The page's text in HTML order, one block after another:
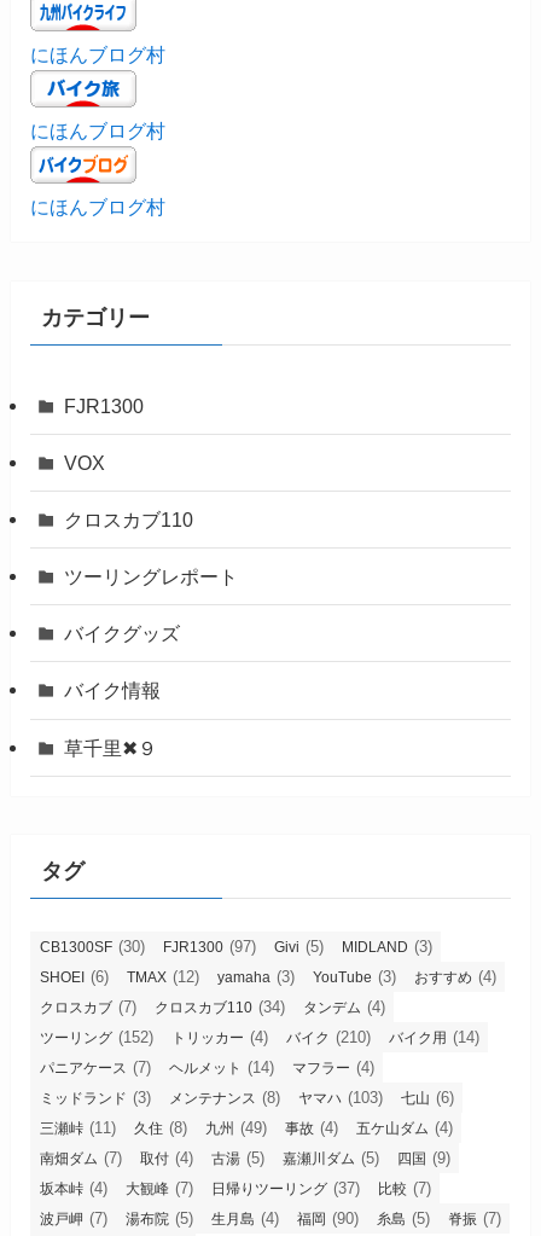
にほんブログ村
にほんブログ村
にほんブログ村
カテゴリー
FJR1300
VOX
クロスカブ110
ツーリングレポート
バイクグッズ
バイク情報
草千里✖９
タグ
CB1300SF (30) FJR1300 (97) Givi (5) MIDLAND (3)
SHOEI (6) TMAX (12) yamaha (3) YouTube (3) おすすめ (4)
クロスカブ (7) クロスカブ110 (34) タンデム (4)
ツーリング (152) トリッカー (4) バイク (210) バイク用 (14)
パニアケース (7) ヘルメット (14) マフラー (4)
ミッドランド (3) メンテナンス (8) ヤマハ (103) 七山 (6)
三瀬峠 (11) 久住 (8) 九州 (49) 事故 (4) 五ケ山ダム (4)
南畑ダム (7) 取付 (4) 古湯 (5) 嘉瀬川ダム (5) 四国 (9)
坂本峠 (4) 大観峰 (7) 日帰りツーリング (37) 比較 (7)
波戸岬 (7) 湯布院 (5) 生月島 (4) 福岡 (90) 糸島 (5) 脊振 (7)